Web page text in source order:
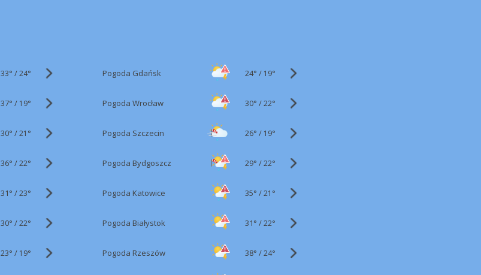
33° /24° Pogoda Gdańsk 24° / 19°
37° / 19° Pogoda Wrocław 30° /22°
30° /21° Pogoda Szczecin 26° / 19°
36° /22° Pogoda Bydgoszcz 29° /22°
31° /23° Pogoda Katowice 35° /21°
30° /22° Pogoda Białystok 31° /22°
23° / 19° Pogoda Rzeszów 38° /24°